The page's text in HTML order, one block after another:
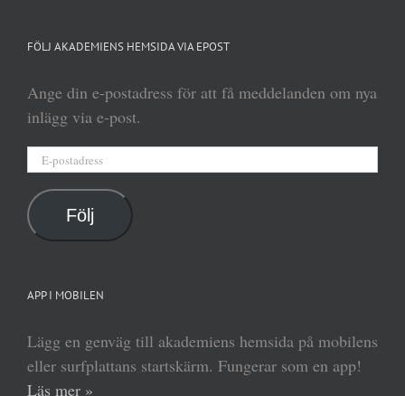
FÖLJ AKADEMIENS HEMSIDA VIA EPOST
Ange din e-postadress för att få meddelanden om nya
inlägg via e-post.
Följ
APP I MOBILEN
Lägg en genväg till akademiens hemsida på mobilens
eller surfplattans startskärm. Fungerar som en app!
Läs mer »